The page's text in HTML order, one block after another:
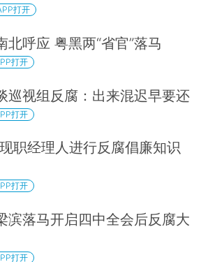
打开
北呼应 粤黑两“省官”落马
打开
巡视组反腐：出来混迟早要还
打开
职经理人进行反腐倡廉知识
打开
滨落马开启四中全会后反腐大
打开